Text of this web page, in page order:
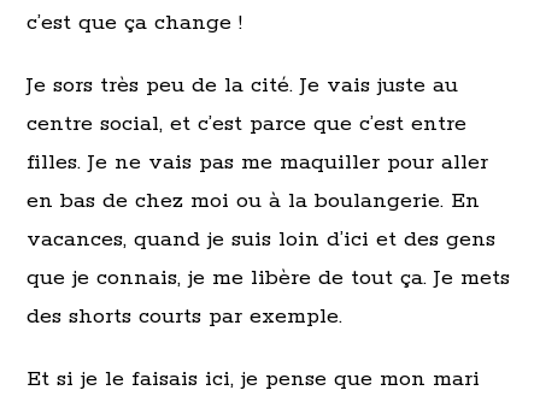
c’est que ça change !
Je sors très peu de la cité. Je vais juste au
centre social, et c’est parce que c’est entre
filles. Je ne vais pas me maquiller pour aller
en bas de chez moi ou à la boulangerie. En
vacances, quand je suis loin d’ici et des gens
que je connais, je me libère de tout ça. Je mets
des shorts courts par exemple.
Et si je le faisais ici, je pense que mon mari